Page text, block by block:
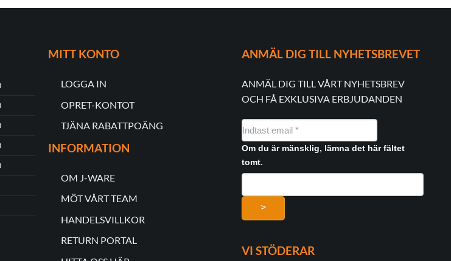
MITT KONTO
LOGGA IN
OPRET-KONTOT
TJÄNA RABATTPOÄNG
INFORMATION
OM J-WARE
MÖT VÅRT TEAM
HANDELSVILLKOR
RETURN PORTAL
ANMÄL DIG TILL NYHETSBREVET
ANMÄL DIG TILL VÅRT NYHETSBREV
OCH FÅ EXKLUSIVA ERBJUDANDEN
NYHEDSMAIL
FORMULAR
Om du är mänsklig, lämna det här fältet
tomt.
>
VI STÖDERAR